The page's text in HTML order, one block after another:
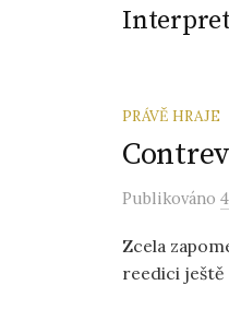
PRÁVĚ HRAJE
Publikováno
Zcela
reedici ještě